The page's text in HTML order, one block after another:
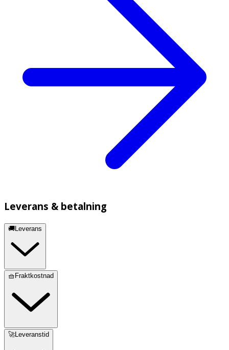
Leverans & betalning
🚚Leverans
🧺Fraktkostnad
🚀Leveranstid